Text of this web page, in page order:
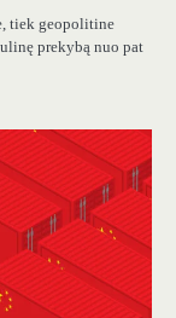
tiek geopolitine
prekybą nuo pat